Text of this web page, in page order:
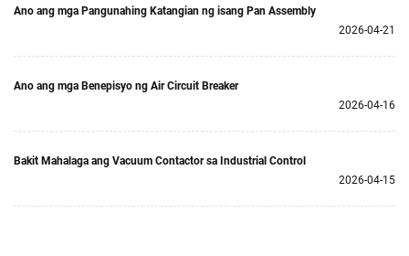
Ano ang mga Pangunahing Katangian ng isang Pan Assembly
2026-04-21
Ano ang mga Benepisyo ng Air Circuit Breaker
2026-04-16
Bakit Mahalaga ang Vacuum Contactor sa Industrial Control
2026-04-15